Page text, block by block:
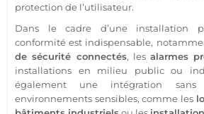
protection de l’utilisateur.
Dans le cadre d’une installation
conformité est indispensable,
desécurité connectés, lesalarmes
installations en milieu public ou
également une intégration
environnements sensibles, comme les